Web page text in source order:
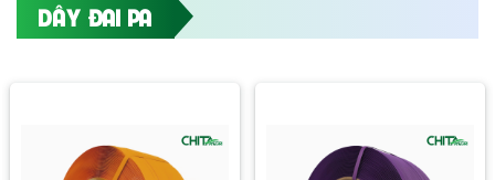
DÂY ĐAI PA